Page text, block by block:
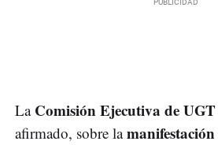
La Comisión Ejecutiva de UGT
afirmado, sobre lamanifestación